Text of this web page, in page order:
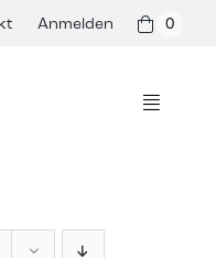
Anmelden 0
Toggle